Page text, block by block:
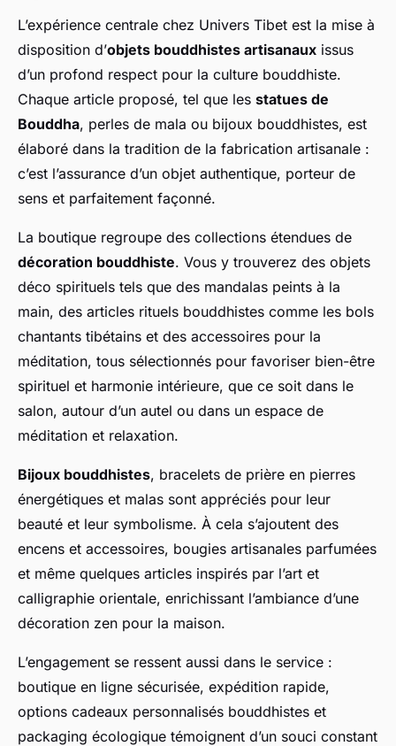
L’expérience centrale chez Univers Tibet est la mise à
disposition d’objets bouddhistes artisanaux issus
d’un profond respect pour la culture bouddhiste.
Chaque article proposé, tel que les statues de
Bouddha, perles de mala ou bijoux bouddhistes, est
élaboré dans la tradition de la fabrication artisanale :
c’est l’assurance d’un objet authentique, porteur de
sens et parfaitement façonné.
La boutique regroupe des collections étendues de
décoration bouddhiste. Vous y trouverez des objets
déco spirituels tels que des mandalas peints à la
main, des articles rituels bouddhistes comme les bols
chantants tibétains et des accessoires pour la
méditation, tous sélectionnés pour favoriser bien-être
spirituel et harmonie intérieure, que ce soit dans le
salon, autour d’un autel ou dans un espace de
méditation et relaxation.
Bijoux bouddhistes, bracelets de prière en pierres
énergétiques et malas sont appréciés pour leur
beauté et leur symbolisme. À cela s’ajoutent des
encens et accessoires, bougies artisanales parfumées
et même quelques articles inspirés par l’art et
calligraphie orientale, enrichissant l’ambiance d’une
décoration zen pour la maison.
L’engagement se ressent aussi dans le service :
boutique en ligne sécurisée, expédition rapide,
options cadeaux personnalisés bouddhistes et
packaging écologique témoignent d’un souci constant